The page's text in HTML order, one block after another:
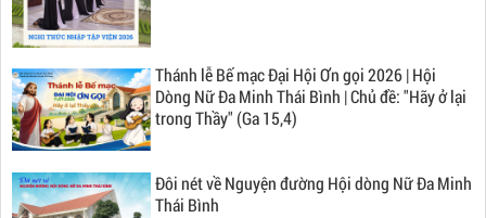
Thánh lễ Bế mạc Đại Hội Ơn gọi 2026 | Hội
Dòng Nữ Đa Minh Thái Bình | Chủ đề: "Hãy ở lại
trong Thầy" (Ga 15,4)
Đôi nét về Nguyện đường Hội dòng Nữ Đa Minh
Thái Bình